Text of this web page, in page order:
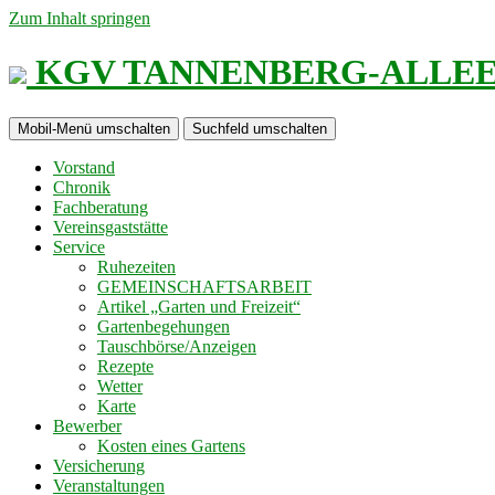
Zum Inhalt springen
KGV TANNENBERG-
Mobil-Menü umschalten Suchfeld umschalten
Vorstand
Chronik
Fachberatung
Vereinsgaststätte
Service
Ruhezeiten
GEMEINSCHAFTSARBEIT
Artikel „Garten und Freizeit“
Gartenbegehungen
Tauschbörse/Anzeigen
Rezepte
Wetter
Karte
Bewerber
Kosten eines Gartens
Versicherung
Veranstaltungen